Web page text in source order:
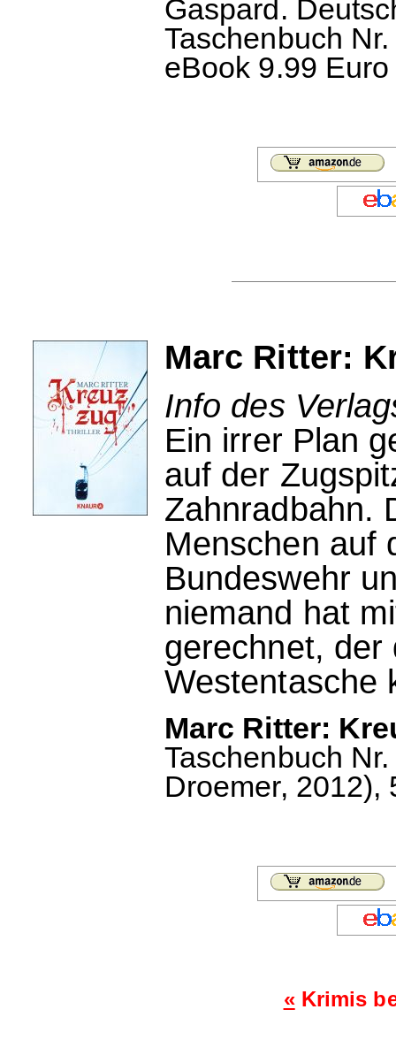
Gaspard.
Taschenbuch
eBook 9.99
Marc Ritter:
Info des
Ein irrer Plan
auf der
Zahnradbahn.
Menschen auf
Bundeswehr
niemand hat
gerechnet, der
Westentasche
Marc Ritter:
Taschenbuch
Droemer, 2012),
«Krimis